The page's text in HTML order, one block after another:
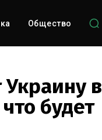
Общество
в
будет